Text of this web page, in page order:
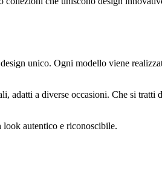
unico. Ogni modello viene
adatti a diverse occasioni. Che si
look autentico e riconoscibile.